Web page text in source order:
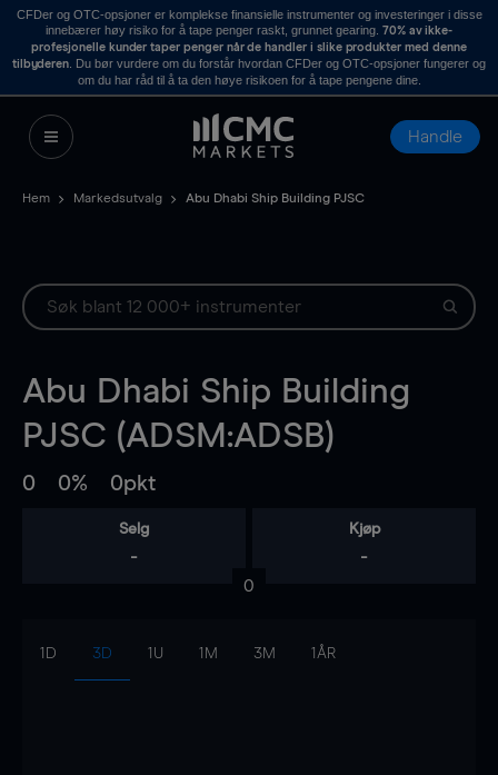
CFDer og OTC-opsjoner er komplekse finansielle instrumenter og investeringer i disse
innebærer høy risiko for å tape penger raskt, grunnet gearing. 70% av ikke-
profesjonelle kunder taper penger når de handler i slike produkter med denne
tilbyderen . Du bør vurdere om du forstår hvordan CFDer og OTC-opsjoner fungerer og
om du har råd til å ta den høye risikoen for å tape pengene dine.
Handle
Hem Markedsutvalg Abu Dhabi Ship Building PJSC
Abu Dhabi Ship Building
PJSC (ADSM:ADSB)
0 0% 0pkt
Selg
-
Kjøp
-
0
1D 3D 1U 1M 3M 1ÅR